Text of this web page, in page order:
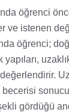
öğrenci
ve istenen
öğrenci;
gördüğü